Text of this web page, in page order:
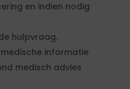
en indien nodig
hulpvraag.
informatie
medisch advies